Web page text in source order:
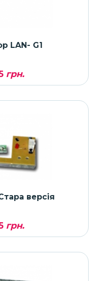
LAN- G1
грн.
версія
грн.